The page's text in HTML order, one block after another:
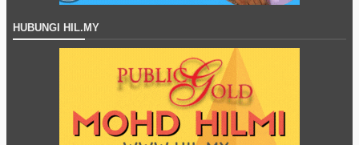
HUBUNGI HIL.MY